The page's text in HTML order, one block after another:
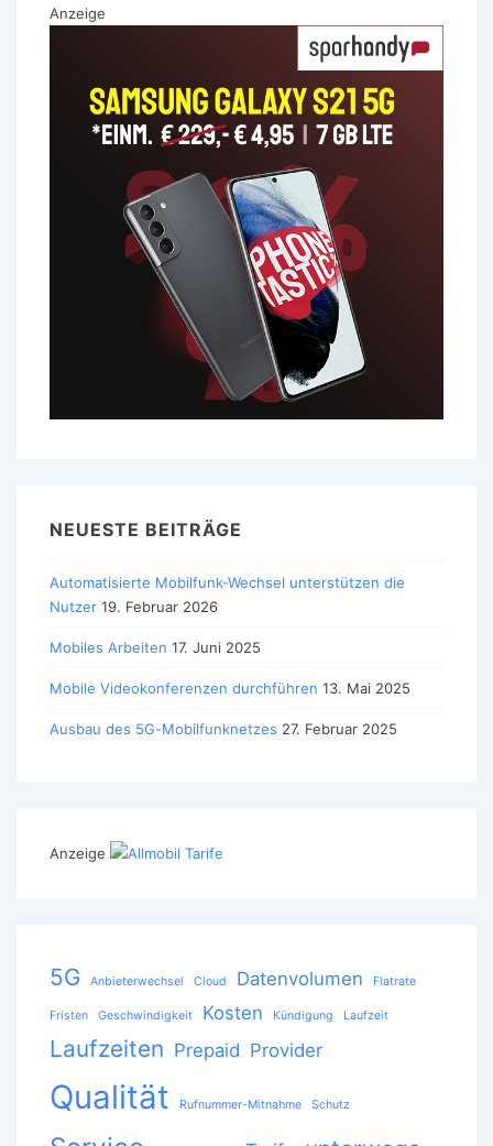
Anzeige
NEUESTE BEITRÄGE
Automatisierte Mobilfunk-Wechsel unterstützen die
Nutzer 19. Februar 2026
Mobiles Arbeiten 17. Juni 2025
Mobile Videokonferenzen durchführen 13. Mai 2025
Ausbau des 5G-Mobilfunknetzes 27. Februar 2025
Anzeige
5G Anbieterwechsel Cloud Datenvolumen Flatrate
Fristen Geschwindigkeit Kosten Kündigung Laufzeit
Laufzeiten Prepaid Provider
Qualität Rufnummer-Mitnahme Schutz